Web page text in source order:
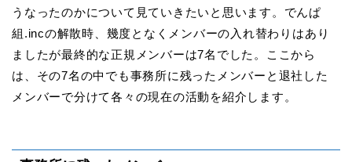
うなったのかについて見ていきたいと思います。でんぱ
組.incの解散時、幾度となくメンバーの入れ替わりはあり
ましたが最終的な正規メンバーは7名でした。ここから
は、その7名の中でも事務所に残ったメンバーと退社した
メンバーで分けて各々の現在の活動を紹介します。